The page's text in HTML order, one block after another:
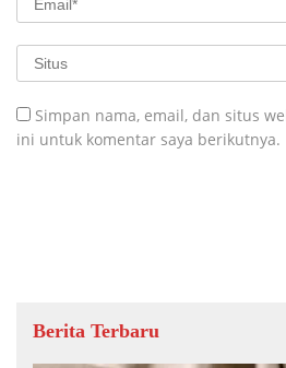
Simpan nama, email, dan situs
ini untuk komentar saya berikutnya.
Berita Terbaru